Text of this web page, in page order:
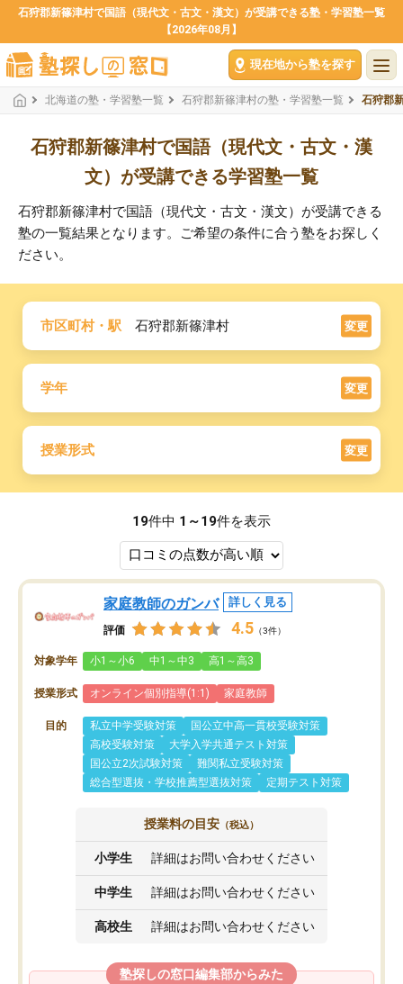
石狩郡新篠津村で国語（現代文・古文・漢文）が受講できる塾・学習塾一覧
【2026年08月】
現在地から塾を探す
北海道の塾・学習塾一覧 石狩郡新篠津村の塾・学習塾一覧 石狩郡
石狩郡新篠津村で国語（現代文・古文・漢
文）が受講できる学習塾一覧
石狩郡新篠津村で国語（現代文・古文・漢文）が受講できる
塾の一覧結果となります。ご希望の条件に合う塾をお探しく
ださい。
市区町村・駅 石狩郡新篠津村 変更
学年 変更
授業形式 変更
19件中 1～19件を表示
家庭教師のガンバ 詳しく見る
評価 4.5 （3件）
対象学年 小1～小6 中1～中3 高1～高3
授業形式 オンライン個別指導(1:1) 家庭教師
目的 私立中学受験対策
国公立中高一貫校受験対策
高校受験対策
大学入学共通テスト対策
国公立2次試験対策
難関私立受験対策
総合型選抜・学校推薦型選抜対策
定期テスト対策
授業料の目安 （税込）
小学生 詳細はお問い合わせください
中学生 詳細はお問い合わせください
高校生 詳細はお問い合わせください
塾探しの窓口編集部からみた